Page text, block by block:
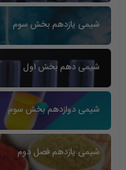
شیمی یازدهم بخش سوم
شیمی دهم بخش اول
شیمی دوازدهم بخش سوم
شیمی یازدهم فصل دوم